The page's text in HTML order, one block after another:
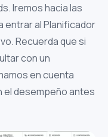
Iremos hacia las
entrar al Planificador
Recuerda que si
con un
en cuenta
el desempeño antes